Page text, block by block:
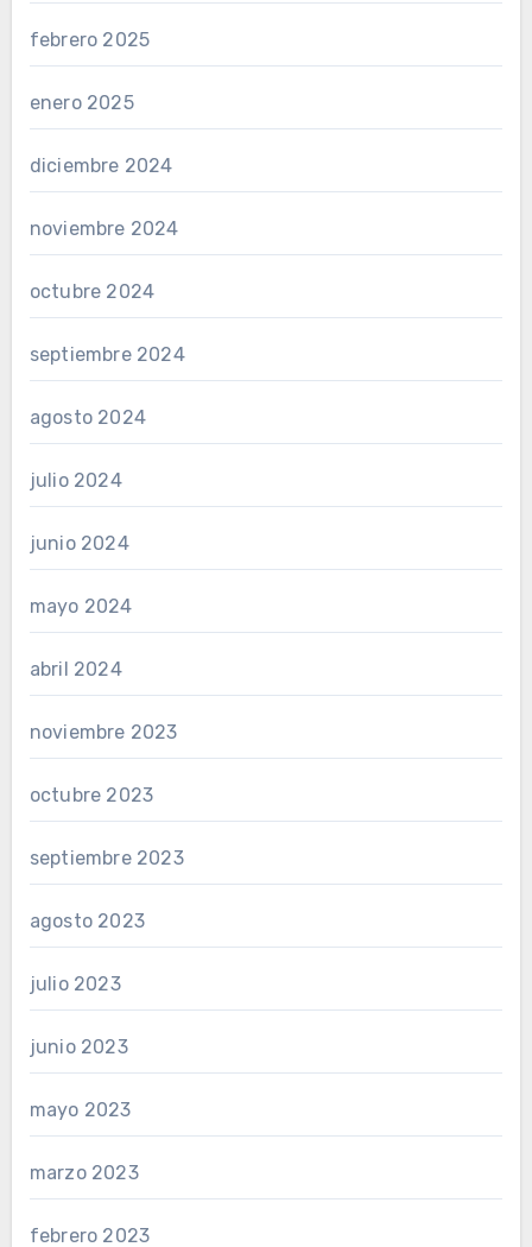
febrero 2025
enero 2025
diciembre 2024
noviembre 2024
octubre 2024
septiembre 2024
agosto 2024
julio 2024
junio 2024
mayo 2024
abril 2024
noviembre 2023
octubre 2023
septiembre 2023
agosto 2023
julio 2023
junio 2023
mayo 2023
marzo 2023
febrero 2023